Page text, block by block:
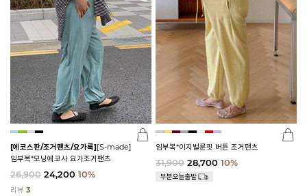
[에코스판/조거팬츠/요가룩][S-made]
임부복*모닝에코사 요가조거팬츠
26,900 24,200 10%
리뷰 3
임부복*이지벌룬핏 버튼 조거팬츠
31,900 28,700 10%